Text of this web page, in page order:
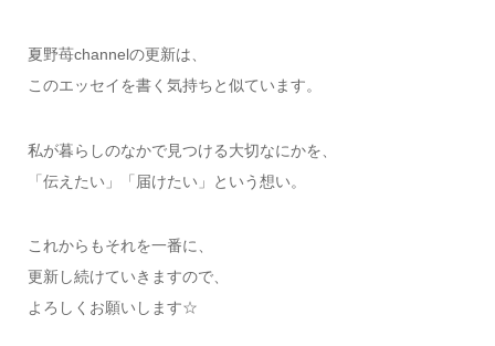
夏野苺channelの更新は、
このエッセイを書く気持ちと似ています。
私が暮らしのなかで見つける大切なにかを、
「伝えたい」「届けたい」という想い。
これからもそれを一番に、
更新し続けていきますので、
よろしくお願いします☆